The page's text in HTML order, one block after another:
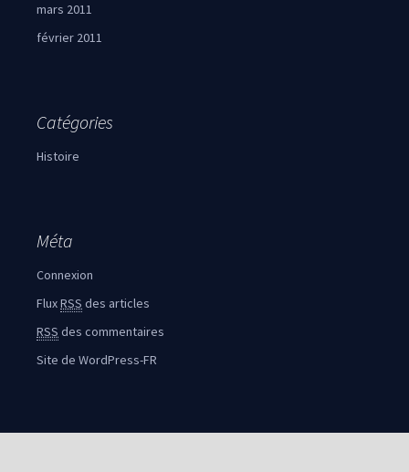
mars 2011
février 2011
Catégories
Histoire
Méta
Connexion
FluxRSS des articles
RSS des commentaires
Site de WordPress-FR